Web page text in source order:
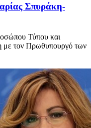
Σπυράκη-
Τύπου και
με τον Πρωθυπουργό των